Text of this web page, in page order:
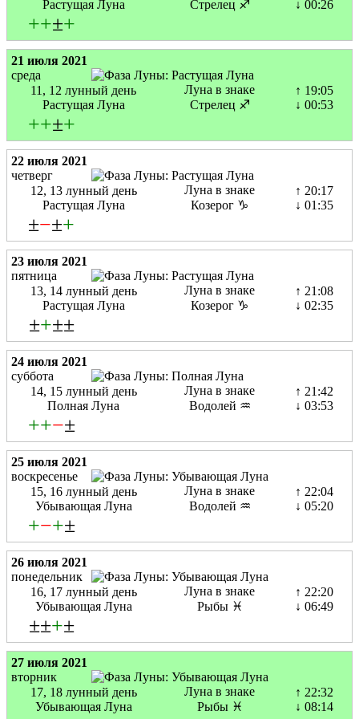
Растущая Луна Стрелец ♐ ↓ 00:26
++±+
21 июля 2021
среда
11, 12 лунный день
Растущая Луна
Луна в знаке
Стрелец ♐
↑ 19:05
↓ 00:53
++±+
22 июля 2021
четверг
12, 13 лунный день
Растущая Луна
Луна в знаке
Козерог ♑
↑ 20:17
↓ 01:35
±−±+
23 июля 2021
пятница
13, 14 лунный день
Растущая Луна
Луна в знаке
Козерог ♑
↑ 21:08
↓ 02:35
±+±±
24 июля 2021
суббота
14, 15 лунный день
Полная Луна
Луна в знаке
Водолей ♒
↑ 21:42
↓ 03:53
++−±
25 июля 2021
воскресенье
15, 16 лунный день
Убывающая Луна
Луна в знаке
Водолей ♒
↑ 22:04
↓ 05:20
+−+±
26 июля 2021
понедельник
16, 17 лунный день
Убывающая Луна
Луна в знаке
Рыбы ♓
↑ 22:20
↓ 06:49
±±+±
27 июля 2021
вторник
17, 18 лунный день
Убывающая Луна
Луна в знаке
Рыбы ♓
↑ 22:32
↓ 08:14